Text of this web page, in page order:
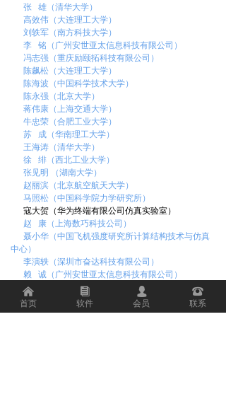
张 雄（清华大学）
高效伟（大连理工大学）
刘轶军（南方科技大学）
李 铭（广州安世亚太信息科技有限公司）
冯志强（重庆励颐拓科技有限公司）
陈飙松（大连理工大学）
陈海波（中国科学技术大学）
陈永强（北京大学）
蒋伟康（上海交通大学）
牛忠荣（合肥工业大学）
苏 成（华南理工大学）
王海涛（清华大学）
徐 绯（西北工业大学）
张见明 （湖南大学）
赵丽滨（北京航空航天大学）
马照松（中国科学院力学研究所）
寇大贺（华为终端有限公司仿真实验室）
赵 康（上海数巧科技公司）
聂小华（中国飞机强度研究所计算结构技术与仿真
中心）
李演轶（深圳市奋达科技有限公司）
赖 诚（广州安世亚太信息科技有限公司）
杨 杨（南方科技大学）
刘
岩（清华大学）
彭海峰（大连理工大学）
낀
首页
뀴
软件
넙
会员
뀰
联系